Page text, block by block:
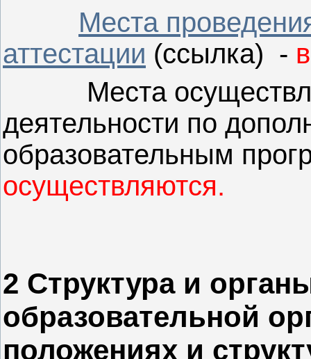
Места
аттестации (ссылка) -
Места
деятельности по
образовательным
осуществляются.
2 Структура и
образовательной
положениях и